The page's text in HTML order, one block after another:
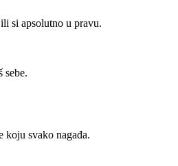
si apsolutno u pravu.
sebe.
koju svako nagađa.